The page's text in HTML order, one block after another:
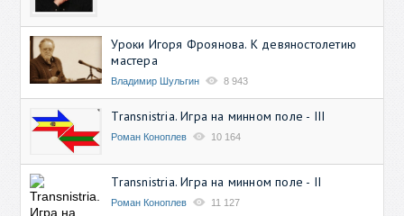
Уроки Игоря Фроянова. К девяностолетию
мастера
Владимир Шульгин 8 943
Transnistria. Игра на минном поле - III
Роман Коноплев 10 164
Transnistria. Игра на минном поле - II
Роман Коноплев 11 127